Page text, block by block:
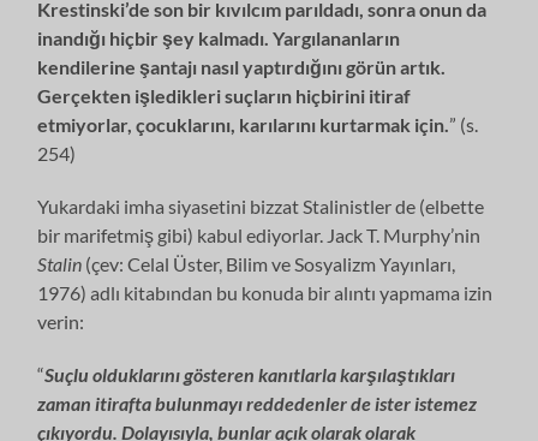
Krestinski’de son bir kıvılcım parıldadı, sonra onun da
inandığı hiçbir şey kalmadı. Yargılananların
kendilerine şantajı nasıl yaptırdığını görün artık.
Gerçekten işledikleri suçların hiçbirini itiraf
etmiyorlar, çocuklarını, karılarını kurtarmak için. ” (s.
254)
Yukardaki imha siyasetini bizzat Stalinistler de (elbette
bir marifetmiş gibi) kabul ediyorlar. Jack T. Murphy’nin
Stalin (çev: Celal Üster, Bilim ve Sosyalizm Yayınları,
1976) adlı kitabından bu konuda bir alıntı yapmama izin
verin:
“Suçlu olduklarını gösteren kanıtlarla karşılaştıkları
zaman itirafta bulunmayı reddedenler de ister istemez
çıkıyordu. Dolayısıyla, bunlar açık olarak olarak